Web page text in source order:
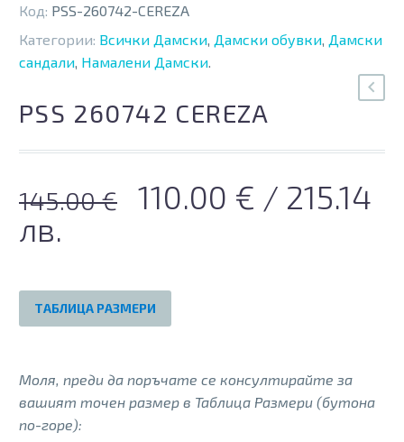
Код: PSS-260742-CEREZA
Категории: Всички Дамски, Дамски обувки, Дамски
сандали, Намалени Дамски.
PSS 260742 CEREZA
145.00€
Original
145.00 €.
110.00 € Текущата
/ 215.14
лв.
ТАБЛИЦА РАЗМЕРИ
Моля, преди да поръчате се консултирайте за
вашият точен размер в Таблица Размери (бутона
по-горе):